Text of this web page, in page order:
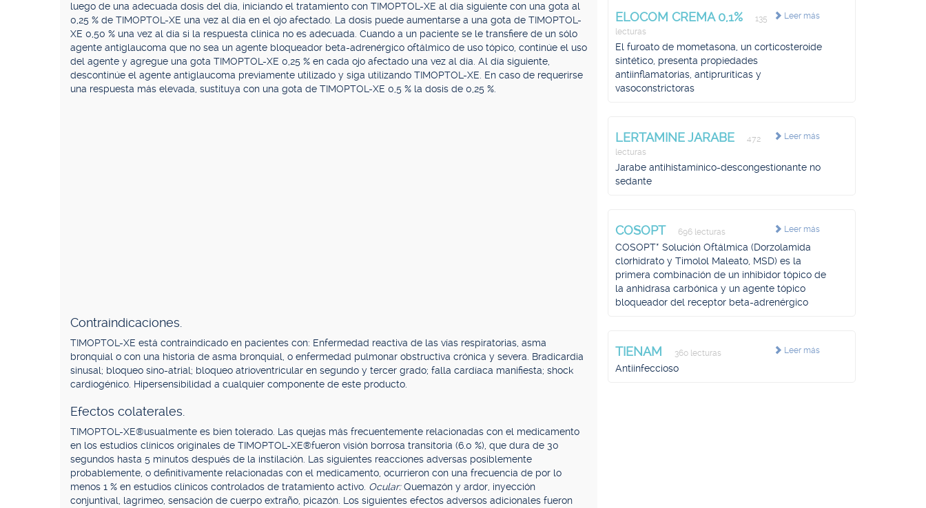
luego de una adecuada dosis del día, iniciando el tratamiento con TIMOPTOL-XE al día siguiente con una gota al
0,25 % de TIMOPTOL-XE una vez al día en el ojo afectado. La dosis puede aumentarse a una gota de TIMOPTOL-
XE 0,50 % una vez al día si la respuesta clínica no es adecuada. Cuando a un paciente se le transfiere de un sólo
agente antiglaucoma que no sea un agente bloqueador beta-adrenérgico oftálmico de uso tópico, continúe el uso
del agente y agregue una gota TIMOPTOL-XE 0,25 % en cada ojo afectado una vez al día. Al día siguiente,
descontinúe el agente antiglaucoma previamente utilizado y siga utilizando TIMOPTOL-XE. En caso de requerirse
una respuesta más elevada, sustituya con una gota de TIMOPTOL-XE 0,5 % la dosis de 0,25 %.
Contraindicaciones.
TIMOPTOL-XE está contraindicado en pacientes con: Enfermedad reactiva de las vías respiratorias, asma
bronquial o con una historia de asma bronquial, o enfermedad pulmonar obstructiva crónica y severa. Bradicardia
sinusal; bloqueo sino-atrial; bloqueo atrioventricular en segundo y tercer grado; falla cardíaca manifiesta; shock
cardiogénico. Hipersensibilidad a cualquier componente de este producto.
Efectos colaterales.
TIMOPTOL-XE®usualmente es bien tolerado. Las quejas más frecuentemente relacionadas con el medicamento
en los estudios clínicos originales de TIMOPTOL-XE®fueron visión borrosa transitoria (6.0 %), que dura de 30
segundos hasta 5 minutos después de la instilación. Las siguientes reacciones adversas posiblemente
probablemente, o definitivamente relacionadas con el medicamento, ocurrieron con una frecuencia de por lo
menos 1 % en estudios clínicos controlados de tratamiento activo. Ocular:Quemazón y ardor, inyección
conjuntival, lagrimeo, sensación de cuerpo extraño, picazón. Los siguientes efectos adversos adicionales fueron
Leer más
ELOCOM CREMA 0,1%
135
lecturas
El furoato de mometasona, un corticosteroide
sintético, presenta propiedades
antiinflamatorias, antipruríticas y
vasoconstrictoras
Leer más
LERTAMINE JARABE
472
lecturas
Jarabe antihistamínico-descongestionante no
sedante
Leer más
COSOPT 696 lecturas
COSOPT* Solución Oftálmica (Dorzolamida
clorhidrato y Timolol Maleato, MSD) es la
primera combinación de un inhibidor tópico de
la anhidrasa carbónica y un agente tópico
bloqueador del receptor beta-adrenérgico
Leer más
TIENAM 360 lecturas
Antiinfeccioso